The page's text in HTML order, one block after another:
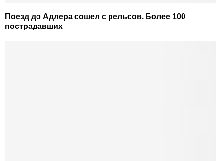
Поезд до Адлера сошел с рельсов. Более 100
пострадавших